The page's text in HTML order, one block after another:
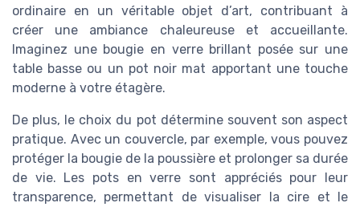
ordinaire en un véritable objet d’art, contribuant à
créer une ambiance chaleureuse et accueillante.
Imaginez une bougie en verre brillant posée sur une
table basse ou un pot noir mat apportant une touche
moderne à votre étagère.
De plus, le choix du pot détermine souvent son aspect
pratique. Avec un couvercle, par exemple, vous pouvez
protéger la bougie de la poussière et prolonger sa durée
de vie. Les pots en verre sont appréciés pour leur
transparence, permettant de visualiser la cire et le